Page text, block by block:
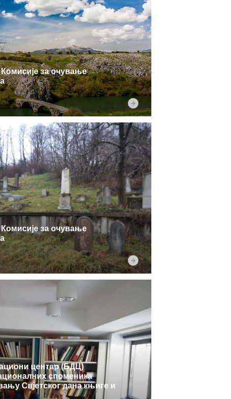
за очување
за очување
центар (БДЦ)
споменика
Свјетског дана књиге и